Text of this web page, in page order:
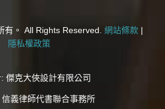
有。 All Rights Reserved. 網站條款 |
隱私權政策
傑克大俠設計有限公司
信義律師代書聯合事務所